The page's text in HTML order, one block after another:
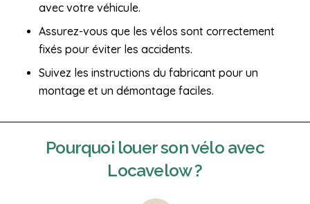
avec votre véhicule.
Assurez-vous que les vélos sont correctement
fixés pour éviter les accidents.
Suivez les instructions du fabricant pour un
montage et un démontage faciles.
Pourquoi louer son véloavec
Locavelow ?